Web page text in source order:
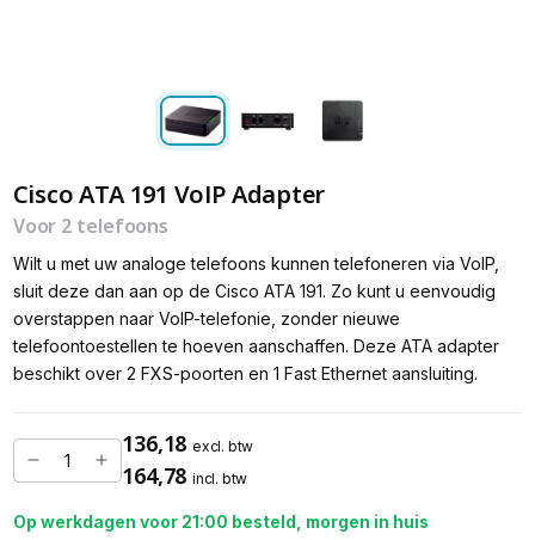
Cisco ATA 191 VoIP Adapter
Voor 2 telefoons
Wilt u met uw analoge telefoons kunnen telefoneren via VoIP,
sluit deze dan aan op de Cisco ATA 191. Zo kunt u eenvoudig
overstappen naar VoIP-telefonie, zonder nieuwe
telefoontoestellen te hoeven aanschaffen. Deze ATA adapter
beschikt over 2 FXS-poorten en 1 Fast Ethernet aansluiting.
136,18 excl. btw
164,78 incl. btw
Op werkdagen voor 21:00 besteld, morgen in huis